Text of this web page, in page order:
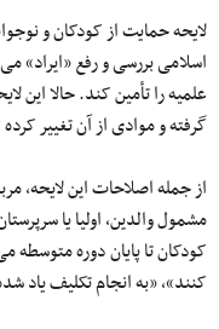
اسلامی بررسی و رفع «ایراد»
علمیه را تأمین کند. حالا این
گرفته و موادی از آن تغییر
از جمله اصلاحات این لایحه،
مشمول والدین، اولیا یا
کودکان تا پایان دوره متوسطه
کنند»، «به انجام تکلیف